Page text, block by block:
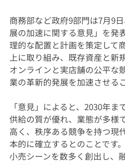
商務部など政府9部門は7月9
展の加速に関する意見」を発
理的な配置と計画を策定して
上に取り組み、既存資産と新
オンラインと実店舗の公平な
業の革新的発展を加速させる
「意見」によると、2030年ま
供給の質が優れ、業態が多様
高く、秩序ある競争を持つ現
本的に確立するとのことです
小売シーンを数多く創出し、